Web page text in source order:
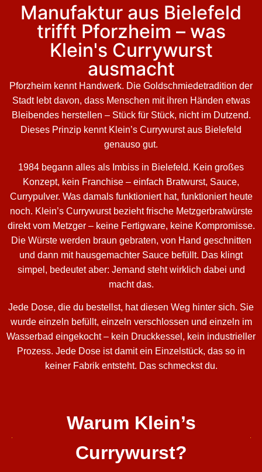
Manufaktur aus Bielefeld
trifft Pforzheim – was
Klein's Currywurst
ausmacht
Pforzheim kennt Handwerk. Die Goldschmiedetradition der
Stadt lebt davon, dass Menschen mit ihren Händen etwas
Bleibendes herstellen – Stück für Stück, nicht im Dutzend.
Dieses Prinzip kennt Klein’s Currywurst aus Bielefeld
genauso gut.
1984 begann alles als Imbiss in Bielefeld. Kein großes
Konzept, kein Franchise – einfach Bratwurst, Sauce,
Currypulver. Was damals funktioniert hat, funktioniert heute
noch. Klein’s Currywurst bezieht frische Metzgerbratwürste
direkt vom Metzger – keine Fertigware, keine Kompromisse.
Die Würste werden braun gebraten, von Hand geschnitten
und dann mit hausgemachter Sauce befüllt. Das klingt
simpel, bedeutet aber: Jemand steht wirklich dabei und
macht das.
Jede Dose, die du bestellst, hat diesen Weg hinter sich. Sie
wurde einzeln befüllt, einzeln verschlossen und einzeln im
Wasserbad eingekocht – kein Druckkessel, kein industrieller
Prozess. Jede Dose ist damit ein Einzelstück, das so in
keiner Fabrik entsteht. Das schmeckst du.
Warum Klein’s
Currywurst?